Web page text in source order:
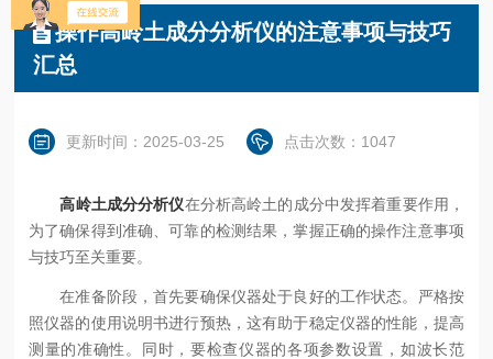
操作高岭土成分分析仪的注意事项与技巧
汇总
更新时间：2025-03-25 点击次数：1047
高岭土成分分析仪在分析高岭土的成分中发挥着重要作用，
为了确保得到准确、可靠的检测结果，掌握正确的操作注意事项
与技巧至关重要。
在准备阶段，首先要确保仪器处于良好的工作状态。严格按
照仪器的使用说明书进行预热，这有助于稳定仪器的性能，提高
测量的准确性。同时，要检查仪器的各项参数设置，如波长范